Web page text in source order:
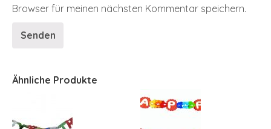
Browser für meinen nächsten Kommentar speichern.
Ähnliche Produkte